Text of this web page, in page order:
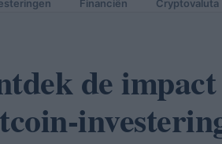
Financiën Cryptovaluta
de